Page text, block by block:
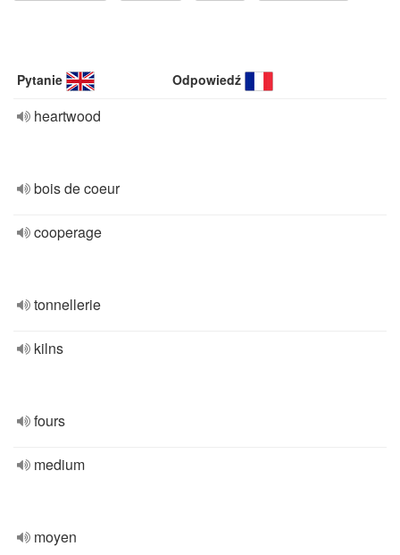
Pytanie Odpowiedź
heartwood
bois de coeur
cooperage
tonnellerie
kilns
fours
medium
moyen